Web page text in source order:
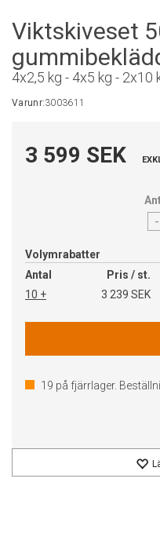
Viktskiveset
4x2,5 kg - 4x5 kg - 2x10
Varunr:3003611
3 599 SEK
-
Volymrabatter
Antal
Pris / st.
10 +
3 239 SEK
19 på fjärrlager.